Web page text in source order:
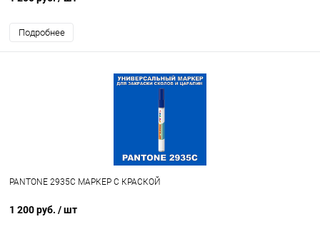
Подробнее
PANTONE 2935C МАРКЕР С КРАСКОЙ
1 200 руб. / шт